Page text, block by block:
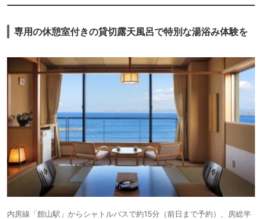
専用の休憩室付きの貸切露天風呂で特別な湯浴み体験を
内房線「館⼭駅」からシャトルバスで約15分（前日まで予約）、房総半